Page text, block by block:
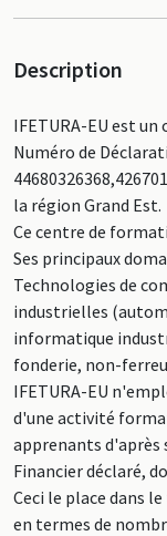
Description
IFETURA-EU est
Numéro de
la région Grand Est.
Ce centre de
Ses principaux
Technologies de
industrielles
informatique
fonderie, non-
IFETURA-EU
d'une activité
apprenants d'après
Financier déclaré,
Ceci le place dans
en termes de